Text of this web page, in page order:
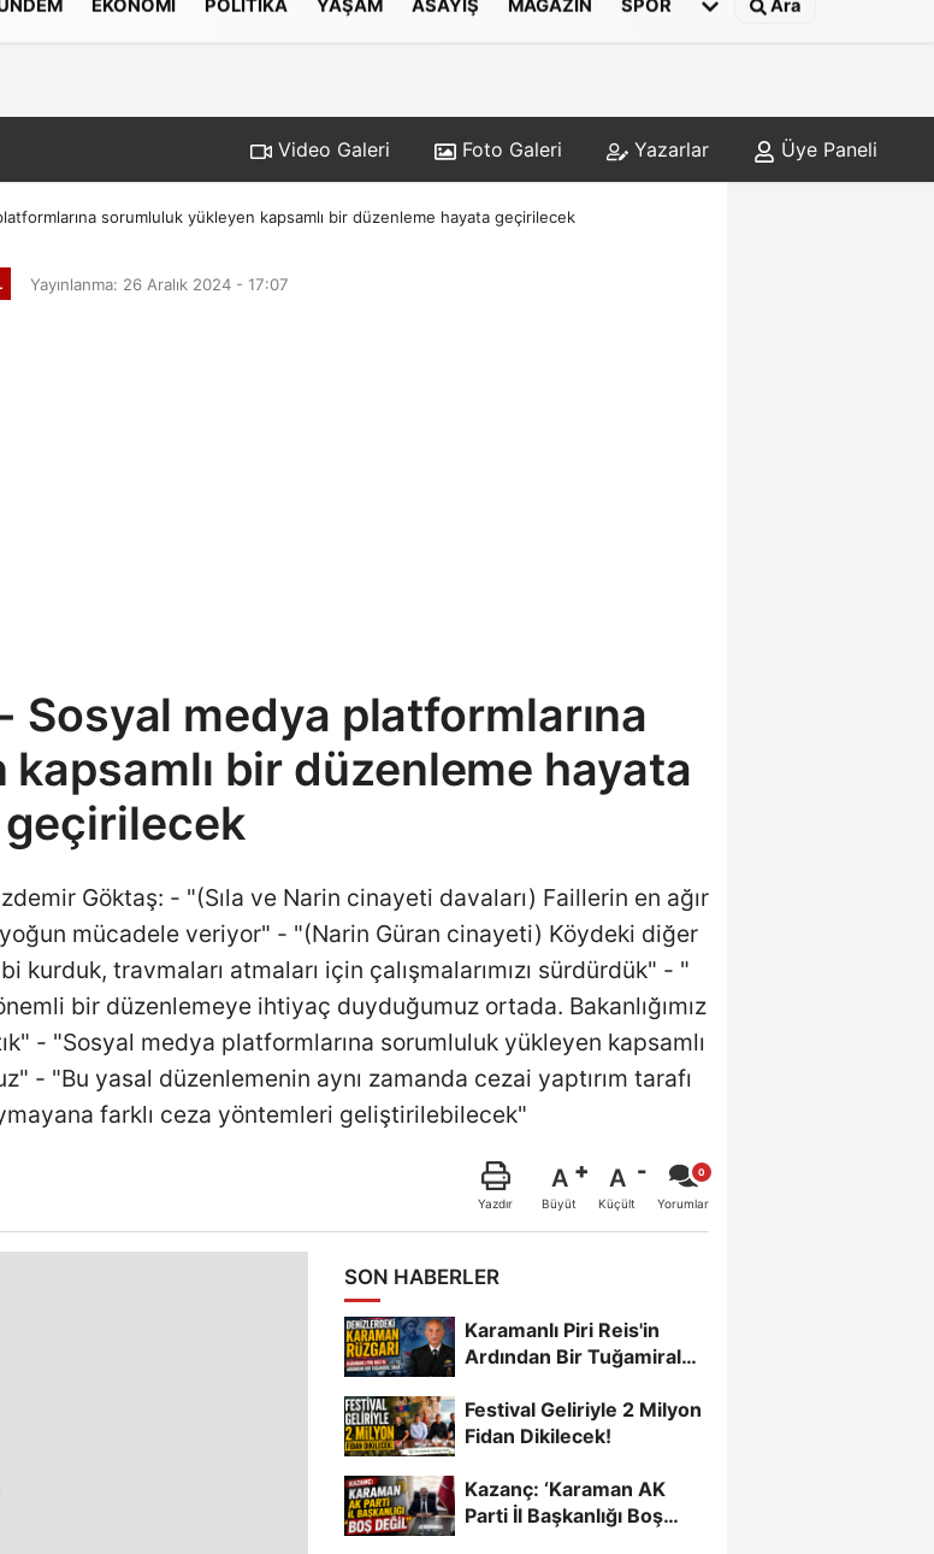
EKONOMI POLITIKA YAŞAM ASAYIŞ MAGAZIN SPOR Ara
Video Galeri Foto Galeri Yazarlar Üye Paneli
sorumluluk yükleyen kapsamlı bir düzenleme hayata geçirilecek
Yayınlanma: 26 Aralık 2024 - 17:07
Sosyal medya platformlarına
bir düzenleme hayata
geçirilecek
Göktaş: - "(Sıla ve Narin cinayeti davaları) Faillerin en ağır
yoğun mücadele veriyor" - "(Narin Güran cinayeti) Köydeki diğer
travmaları atmaları için çalışmalarımızı sürdürdük" - "
bir düzenlemeye ihtiyaç duyduğumuz ortada. Bakanlığımız
- "Sosyal medya platformlarına sorumluluk yükleyen kapsamlı
- "Bu yasal düzenlemenin aynı zamanda cezai yaptırım tarafı
farklı ceza yöntemleri geliştirilebilecek"
Yazdır
A
Büyüt
A
Küçült Yorumlar
SON HABERLER
Karamanlı Piri Reis'in
Ardından Bir Tuğamiral
Festival Geliriyle 2 Milyon
Fidan Dikilecek!
Kazanç: ‘Karaman AK
Parti İl Başkanlığı Boş